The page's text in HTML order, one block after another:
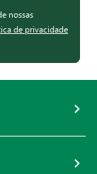
nossas
de privacidade